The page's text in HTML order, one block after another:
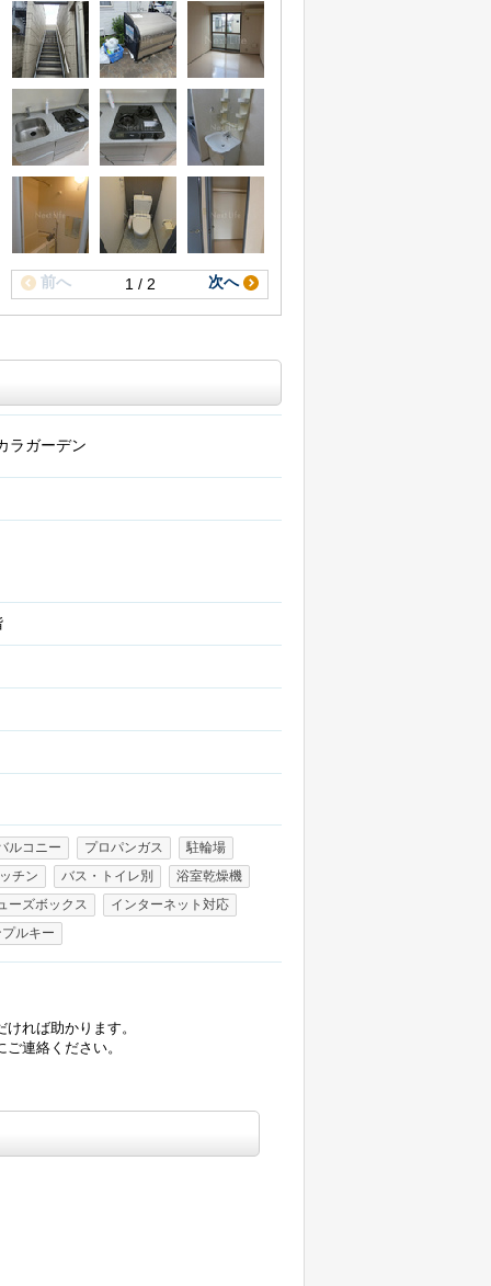
1 / 2
前へ 次へ
ラガーデン
ルコニー プロパンガス
駐輪場
チン
バス・トイレ別
浴室乾燥機
ーズボックス
インターネット対応
ルキー
れば助かります。
連絡ください。